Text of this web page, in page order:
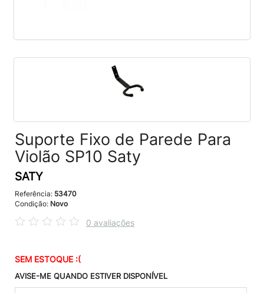
Suporte Fixo de Parede Para
Violão SP10 Saty
SATY
Referência: 53470
Condição: Novo
0 avaliações
SEM ESTOQUE :(
AVISE-ME QUANDO ESTIVER DISPONÍVEL